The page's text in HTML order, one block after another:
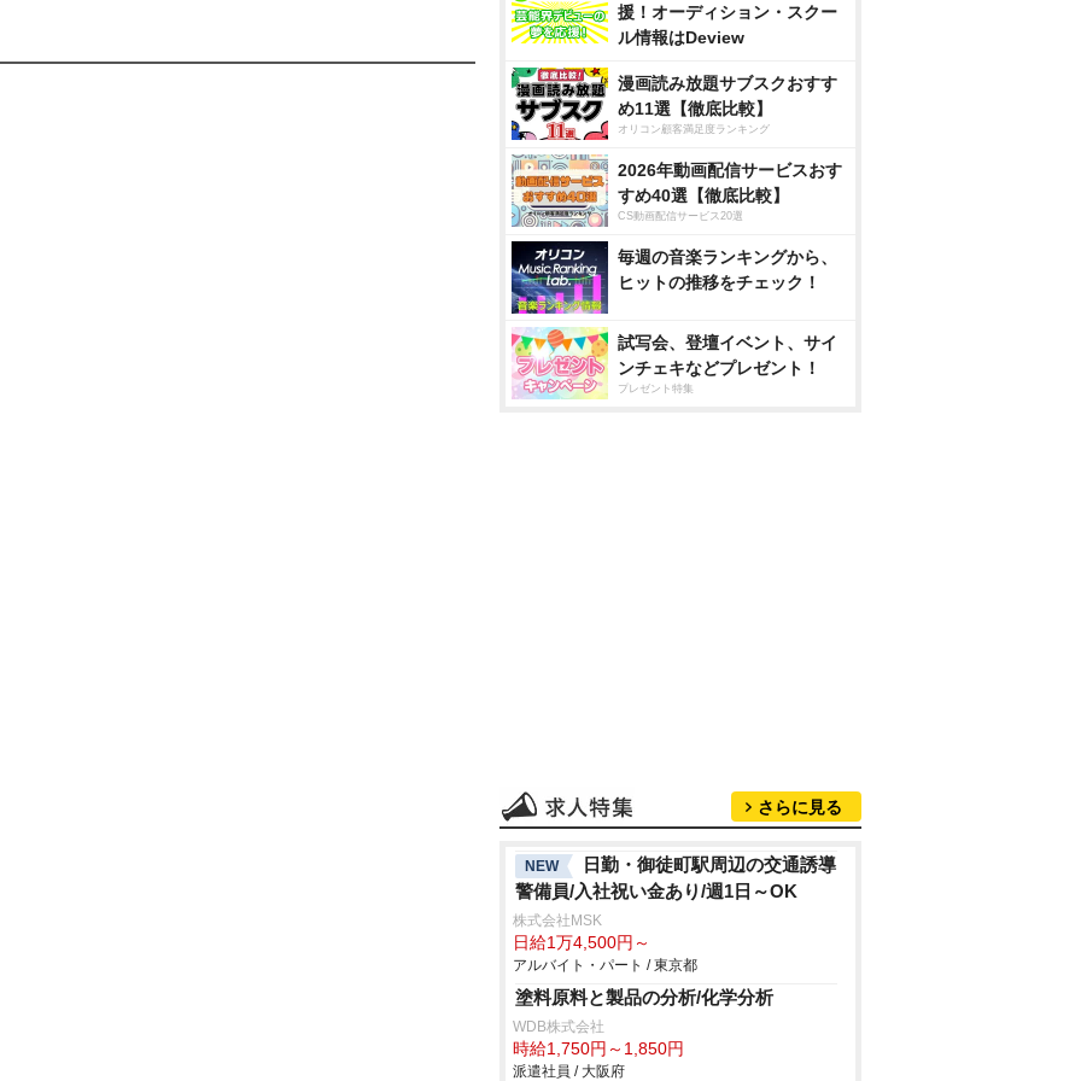
援！オーディション・スクー
ル情報はDeview
漫画読み放題サブスクおすす
め11選【徹底比較】
オリコン顧客満足度ランキング
2026年動画配信サービスおす
すめ40選【徹底比較】
CS動画配信サービス20選
毎週の音楽ランキングから、
ヒットの推移をチェック！
試写会、登壇イベント、サイ
ンチェキなどプレゼント！
プレゼント特集
さらに見る
NEW
日勤・御徒町駅周辺の交通誘導
警備員/入社祝い金あり/週1日～OK
株式会社MSK
日給1万4,500円～
アルバイト・パート / 東京都
塗料原料と製品の分析/化学分析
WDB株式会社
時給1,750円～1,850円
派遣社員 / 大阪府